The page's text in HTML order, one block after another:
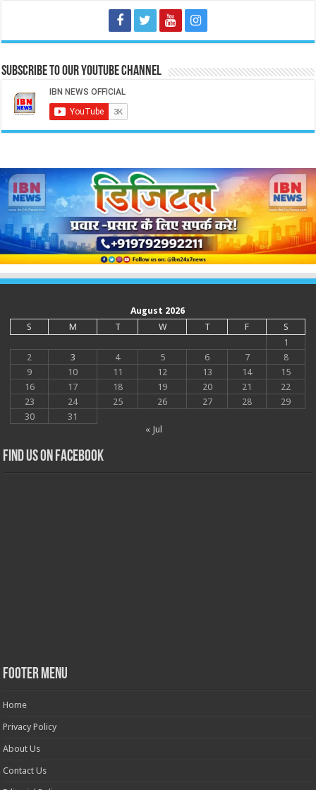
Subscribe to our Youtube Channel
August 2026
S
M T W T F
S
1
2
3 4 5 6 7
8
9
10 11 12 13 14
15
16
17 18 19 20 21
22
23
24 25 26 27 28
29
30
31
« Jul
Find us on Facebook
Footer Menu
Home
Privacy Policy
About Us
Contact Us